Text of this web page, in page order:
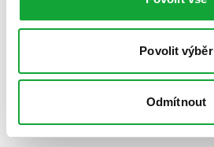
Povolit výběr
Odmítnout